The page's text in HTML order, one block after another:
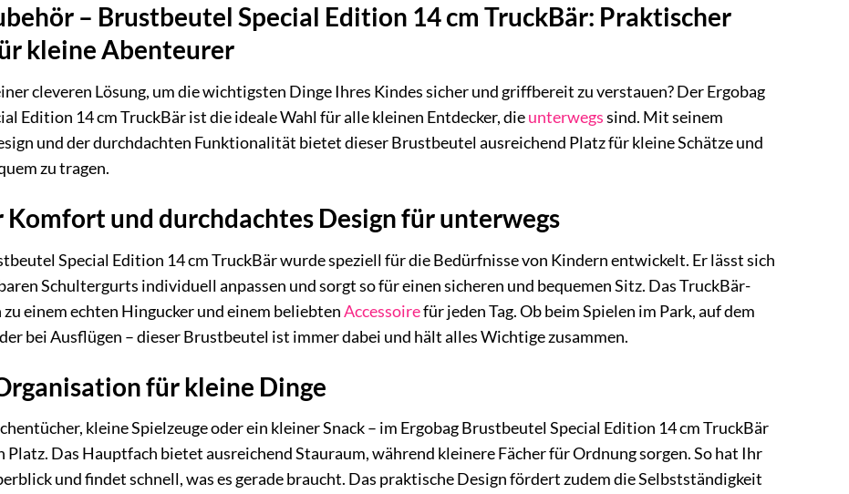
– Brustbeutel Special Edition 14 cm TruckBär: Praktischer
kleine Abenteurer
cleveren Lösung, um die wichtigsten Dinge Ihres Kindes sicher und griffbereit zu verstauen? Der Ergobag
Edition 14 cm TruckBär ist die ideale Wahl für alle kleinen Entdecker, dieunterwegssind. Mit seinem
und der durchdachten Funktionalität bietet dieser Brustbeutel ausreichend Platz für kleine Schätze und
zu tragen.
und durchdachtes Design für unterwegs
Special Edition 14 cm TruckBär wurde speziell für die Bedürfnisse von Kindern entwickelt. Er lässt sich
Schultergurts individuell anpassen und sorgt so für einen sicheren und bequemen Sitz. Das TruckBär-
einem echten Hingucker und einem beliebtenAccessoirefür jeden Tag. Ob beim Spielen im Park, auf dem
bei Ausflügen – dieser Brustbeutel ist immer dabei und hält alles Wichtige zusammen.
für kleine Dinge
kleine Spielzeuge oder ein kleiner Snack – im Ergobag Brustbeutel Special Edition 14 cm TruckBär
Platz. Das Hauptfach bietet ausreichend Stauraum, während kleinere Fächer für Ordnung sorgen. So hat Ihr
und findet schnell, was es gerade braucht. Das praktische Design fördert zudem die Selbstständigkeit